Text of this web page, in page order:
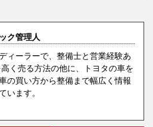
ク管理人
ィーラーで、整備士と営業経験あ
高く売る方法の他に、トヨタの車を
の買い方から整備まで幅広く情報
います。